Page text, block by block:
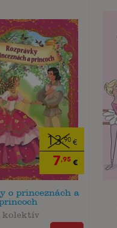
13,90 €
7,95 €
o princeznách a
. kolektív